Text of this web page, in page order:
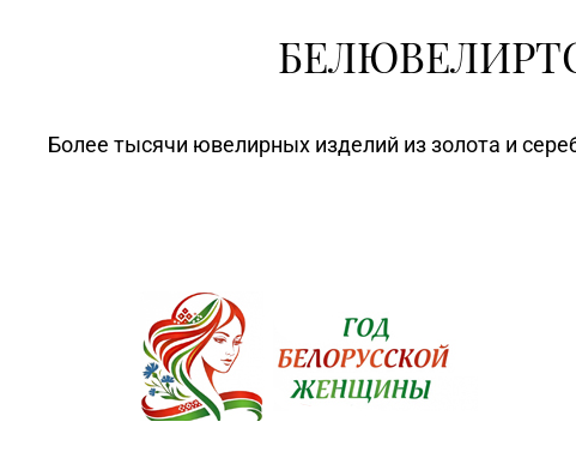
Более тысячи ювелирных изделий из золота и